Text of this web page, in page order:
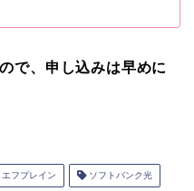
で、申し込みは早めに
エフプレイン ソフトバンク光